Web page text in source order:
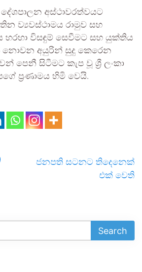
අස්ථාවරත්වයට
ව්‍යවස්ථාමය රාමුව සහ
විසඳුම් සෙවීමට සහ යුක්තිය
නොවන අයුරින් සුදු කෙරෙන
පෙනී සිටීමට කැප වූ ශ්‍රී ලංකා
ප්‍රණාමය හිමි වෙයි.
ජනපති සටනට තිදෙනෙක්
එක් වෙති